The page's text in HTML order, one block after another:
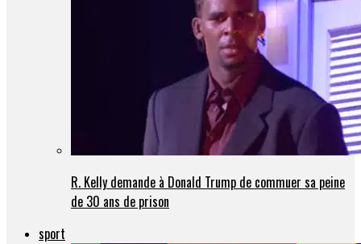
R. Kelly demande à Donald Trump de commuer sa peine
de 30 ans de prison
sport